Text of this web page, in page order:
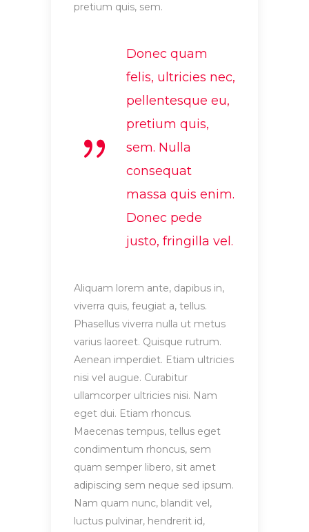
pretium quis, sem.
Donec quam
felis, ultricies nec,
pellentesque eu,
pretium quis,
sem. Nulla
consequat
massa quis enim.
Donec pede
justo, fringilla vel.
Aliquam lorem ante, dapibus in,
viverra quis, feugiat a, tellus.
Phasellus viverra nulla ut metus
varius laoreet. Quisque rutrum.
Aenean imperdiet. Etiam ultricies
nisi vel augue. Curabitur
ullamcorper ultricies nisi. Nam
eget dui. Etiam rhoncus.
Maecenas tempus, tellus eget
condimentum rhoncus, sem
quam semper libero, sit amet
adipiscing sem neque sed ipsum.
Nam quam nunc, blandit vel,
luctus pulvinar, hendrerit id,